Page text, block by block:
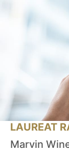
LAUREAT
Marvin